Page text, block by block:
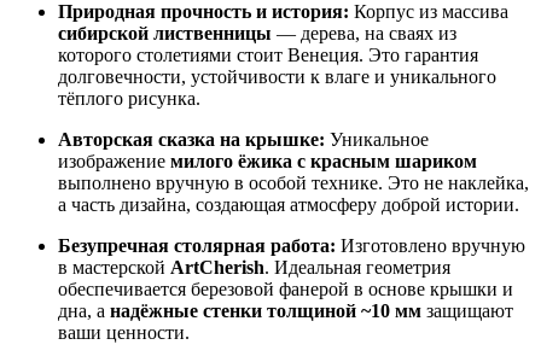
Природная прочность и история: Корпус из массива
сибирской лиственницы — дерева, на сваях из
которого столетиями стоит Венеция. Это гарантия
долговечности, устойчивости к влаге и уникального
тёплого рисунка.
Авторская сказка на крышке: Уникальное
изображение милого ёжика с красным шариком
выполнено вручную в особой технике. Это не наклейка,
а часть дизайна, создающая атмосферу доброй истории.
Безупречная столярная работа: Изготовлено вручную
в мастерской ArtCherish. Идеальная геометрия
обеспечивается березовой фанерой в основе крышки и
дна, а надёжные стенки толщиной ~10 мм защищают
ваши ценности.